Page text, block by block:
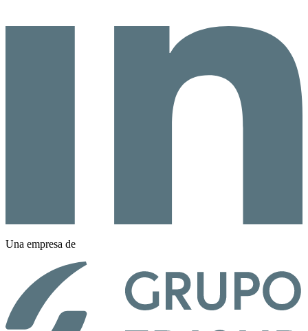
Una empresa de